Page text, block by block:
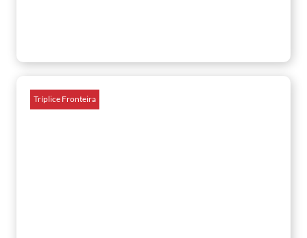
Tríplice Fronteira